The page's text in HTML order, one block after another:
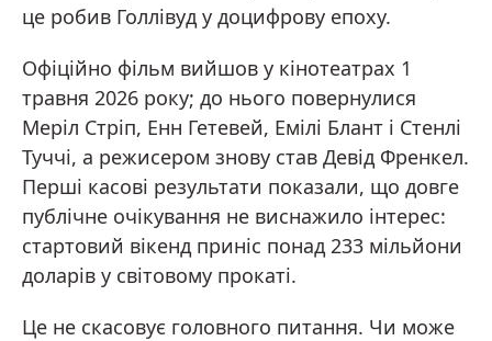
це робив Голлівуд у доцифрову епоху.
Офіційно фільм вийшов у кінотеатрах 1
травня 2026 року; до нього повернулися
Меріл Стріп, Енн Гетевей, Емілі Блант і Стенлі
Туччі, а режисером знову став Девід Френкел.
Перші касові результати показали, що довге
публічне очікування не виснажило інтерес:
стартовий вікенд приніс понад 233 мільйони
доларів у світовому прокаті.
Це не скасовує головного питання. Чи може